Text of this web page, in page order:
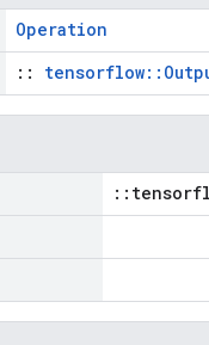
Operation
::